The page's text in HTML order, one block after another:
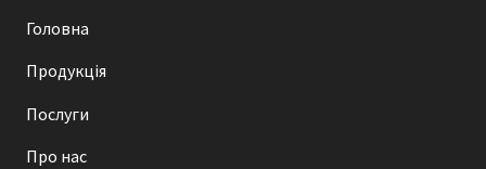
Головна
Продукція
Послуги
Про нас